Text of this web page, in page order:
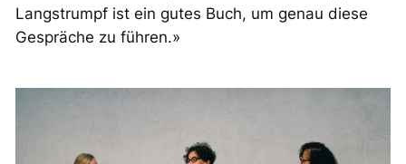
Langstrumpf ist ein gutes Buch, um genau diese
Gespräche zu führen.»